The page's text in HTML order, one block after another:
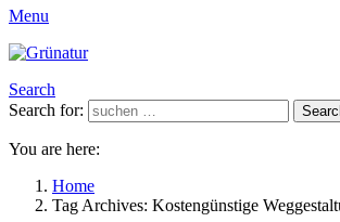
Menu
Search
Search for:
You are here:
Home
Tag Archives: Kostengünstige